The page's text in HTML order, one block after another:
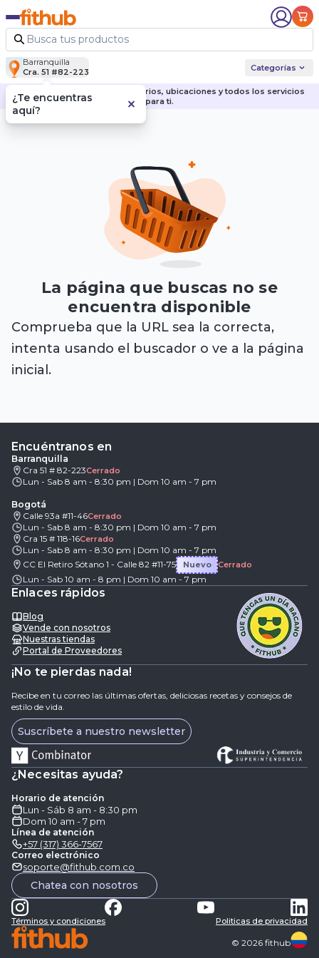
Barranquilla
Cra. 51 #82-223
Categorías
Descubre nuestras sedes, horarios, ubicaciones y todos los servicios
para ti.
La página que buscas no se
encuentra disponible
Comprueba que la URL sea la correcta,
intenta usando el buscador o ve a la página
inicial.
Encuéntranos en
Barranquilla
Cra 51 # 82-223Cerrado
Lun - Sab 8 am - 8:30 pm | Dom 10 am - 7 pm
Bogotá
Calle 93a #11-46Cerrado
Lun - Sab 8 am - 8:30 pm | Dom 10 am - 7 pm
Cra 15 # 118-16Cerrado
Lun - Sab 8 am - 8:30 pm | Dom 10 am - 7 pm
CC El Retiro Sótano 1 - Calle 82 #11-75
Nuevo Cerrado
Lun - Sab 10 am - 8 pm | Dom 10 am - 7 pm
Enlaces rápidos
Blog
Vende con nosotros
Nuestras tiendas
Portal de Proveedores
¡No te pierdas nada!
Recibe en tu correo las últimas ofertas, deliciosas recetas y consejos de
estilo de vida.
Suscríbete a nuestro newsletter
¿Necesitas ayuda?
Horario de atención
Lun - Sáb 8 am - 8:30 pm
Dom 10 am - 7 pm
Línea de atención
+57 (317) 366-7567
Correo electrónico
soporte@fithub.com.co
Chatea con nosotros
Términos y condiciones Politicas de privacidad
© 2026 fithub
¿Te encuentras
aquí?